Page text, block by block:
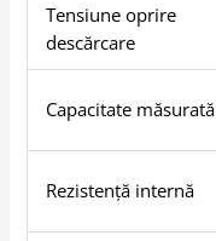
Tensiune oprire
descărcare
Capacitate măsurată
Rezistență internă